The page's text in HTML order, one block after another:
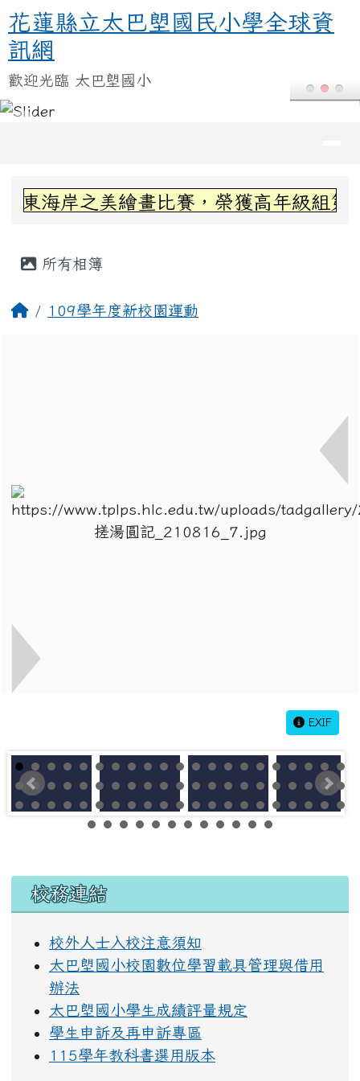
跳至主內容區
花蓮縣立太巴塱國民小學全球資訊
花蓮縣立太巴塱國民小學全球資
訊網
歡迎光臨 太巴塱國小
上中區域內容
海岸之美繪畫比賽，榮獲高年級組第三
所有相簿
回首頁109學年度新校園運動
EXIF
左邊區域內容
校務連結
校外人士入校注意須知
太巴塱國小校園數位學習載具管理與借用
辦法
太巴塱國小學生成績評量規定
學生申訴及再申訴專區
115學年教科書選用版本